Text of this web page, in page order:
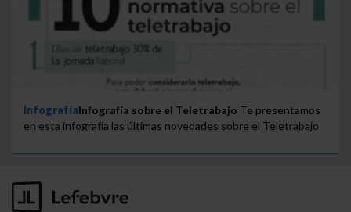
InfografíaInfografía sobre el Teletrabajo Te presentamos
en esta infografía las últimas novedades sobre el Teletrabajo